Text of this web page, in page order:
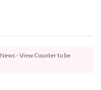
- View Counter to be